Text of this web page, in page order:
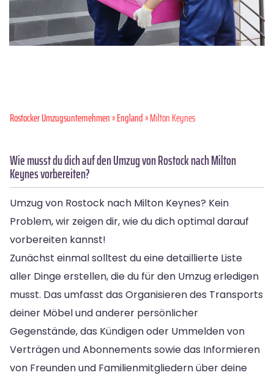
Rostocker Umzugsunternehmen»England» Milton Keynes
Wie musst du dich auf den Umzug von Rostock nach Milton
Keynes vorbereiten?
Umzug von Rostock nach Milton Keynes? Kein
Problem, wir zeigen dir, wie du dich optimal darauf
vorbereiten kannst!
Zunächst einmal solltest du eine detaillierte Liste
aller Dinge erstellen, die du für den Umzug erledigen
musst. Das umfasst das Organisieren des Transports
deiner Möbel und anderer persönlicher
Gegenstände, das Kündigen oder Ummelden von
Verträgen und Abonnements sowie das Informieren
von Freunden und Familienmitgliedern über deine